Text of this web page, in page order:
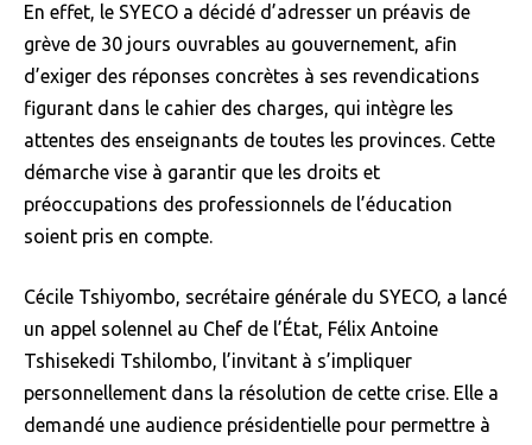
En effet, le SYECO a décidé d’adresser un préavis de
grève de 30 jours ouvrables au gouvernement, afin
d’exiger des réponses concrètes à ses revendications
figurant dans le cahier des charges, qui intègre les
attentes des enseignants de toutes les provinces. Cette
démarche vise à garantir que les droits et
préoccupations des professionnels de l’éducation
soient pris en compte.
Cécile Tshiyombo, secrétaire générale du SYECO, a lancé
un appel solennel au Chef de l’État, Félix Antoine
Tshisekedi Tshilombo, l’invitant à s’impliquer
personnellement dans la résolution de cette crise. Elle a
demandé une audience présidentielle pour permettre à